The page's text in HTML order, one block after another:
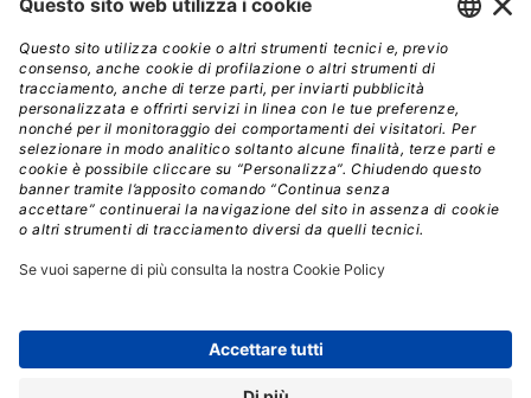
Entro il 2026, l’80% dei ruoli creativi avanzati